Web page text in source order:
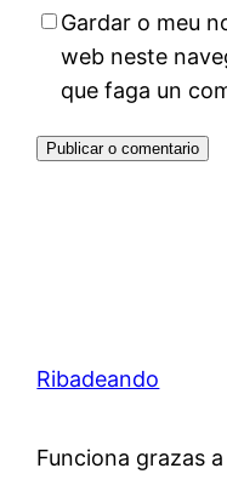
Gardar o meu
web neste
que faga un
Ribadeando
Funciona grazas